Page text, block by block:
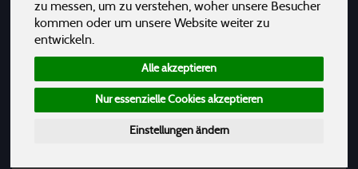
zu messen, um zu verstehen, woher unsere Besucher
kommen oder um unsere Website weiter zu
entwickeln.
Alle akzeptieren
Nur essenzielle Cookies akzeptieren
Einstellungen ändern